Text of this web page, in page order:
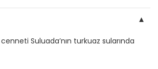
▼
Suluada’nın turkuaz sularında